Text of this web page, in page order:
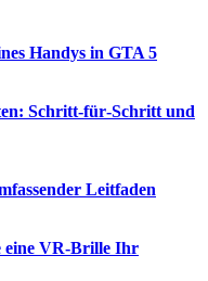
Handys in GTA 5
Schritt‑für‑Schritt und
Leitfaden
eine VR-Brille Ihr